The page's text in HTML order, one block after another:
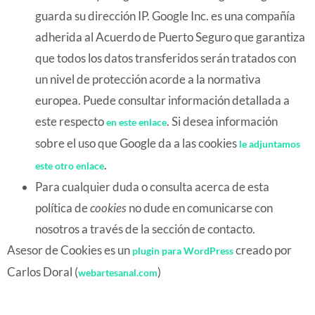
guarda su dirección IP. Google Inc. es una compañía
adherida al Acuerdo de Puerto Seguro que garantiza
que todos los datos transferidos serán tratados con
un nivel de protección acorde a la normativa
europea. Puede consultar información detallada a
este respectoen este enlace. Si desea información
sobre el uso que Google da a las cookies le adjuntamos
este otro enlace.
Para cualquier duda o consulta acerca de esta
política decookiesno dude en comunicarse con
nosotros a través de la sección de contacto.
Asesor de Cookies es un plugin para WordPresscreado por
Carlos Doral (webartesanal.com)